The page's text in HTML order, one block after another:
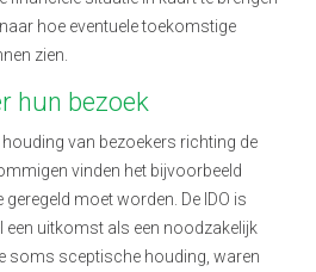
hoe eventuele toekomstige
zien.
hun bezoek
van bezoekers richting de
vinden het bijvoorbeeld
geregeld moet worden. De IDO is
uitkomst als een noodzakelijk
soms sceptische houding, waren